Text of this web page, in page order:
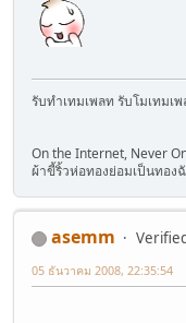
รับทำเทมเพลท รับโมเทมเ
On the Internet, Never
ผ้าขี้ริ้วห่อทองย่อมเป็นทอง
asemm
05 ธันวาคม 2008, 22:35:54